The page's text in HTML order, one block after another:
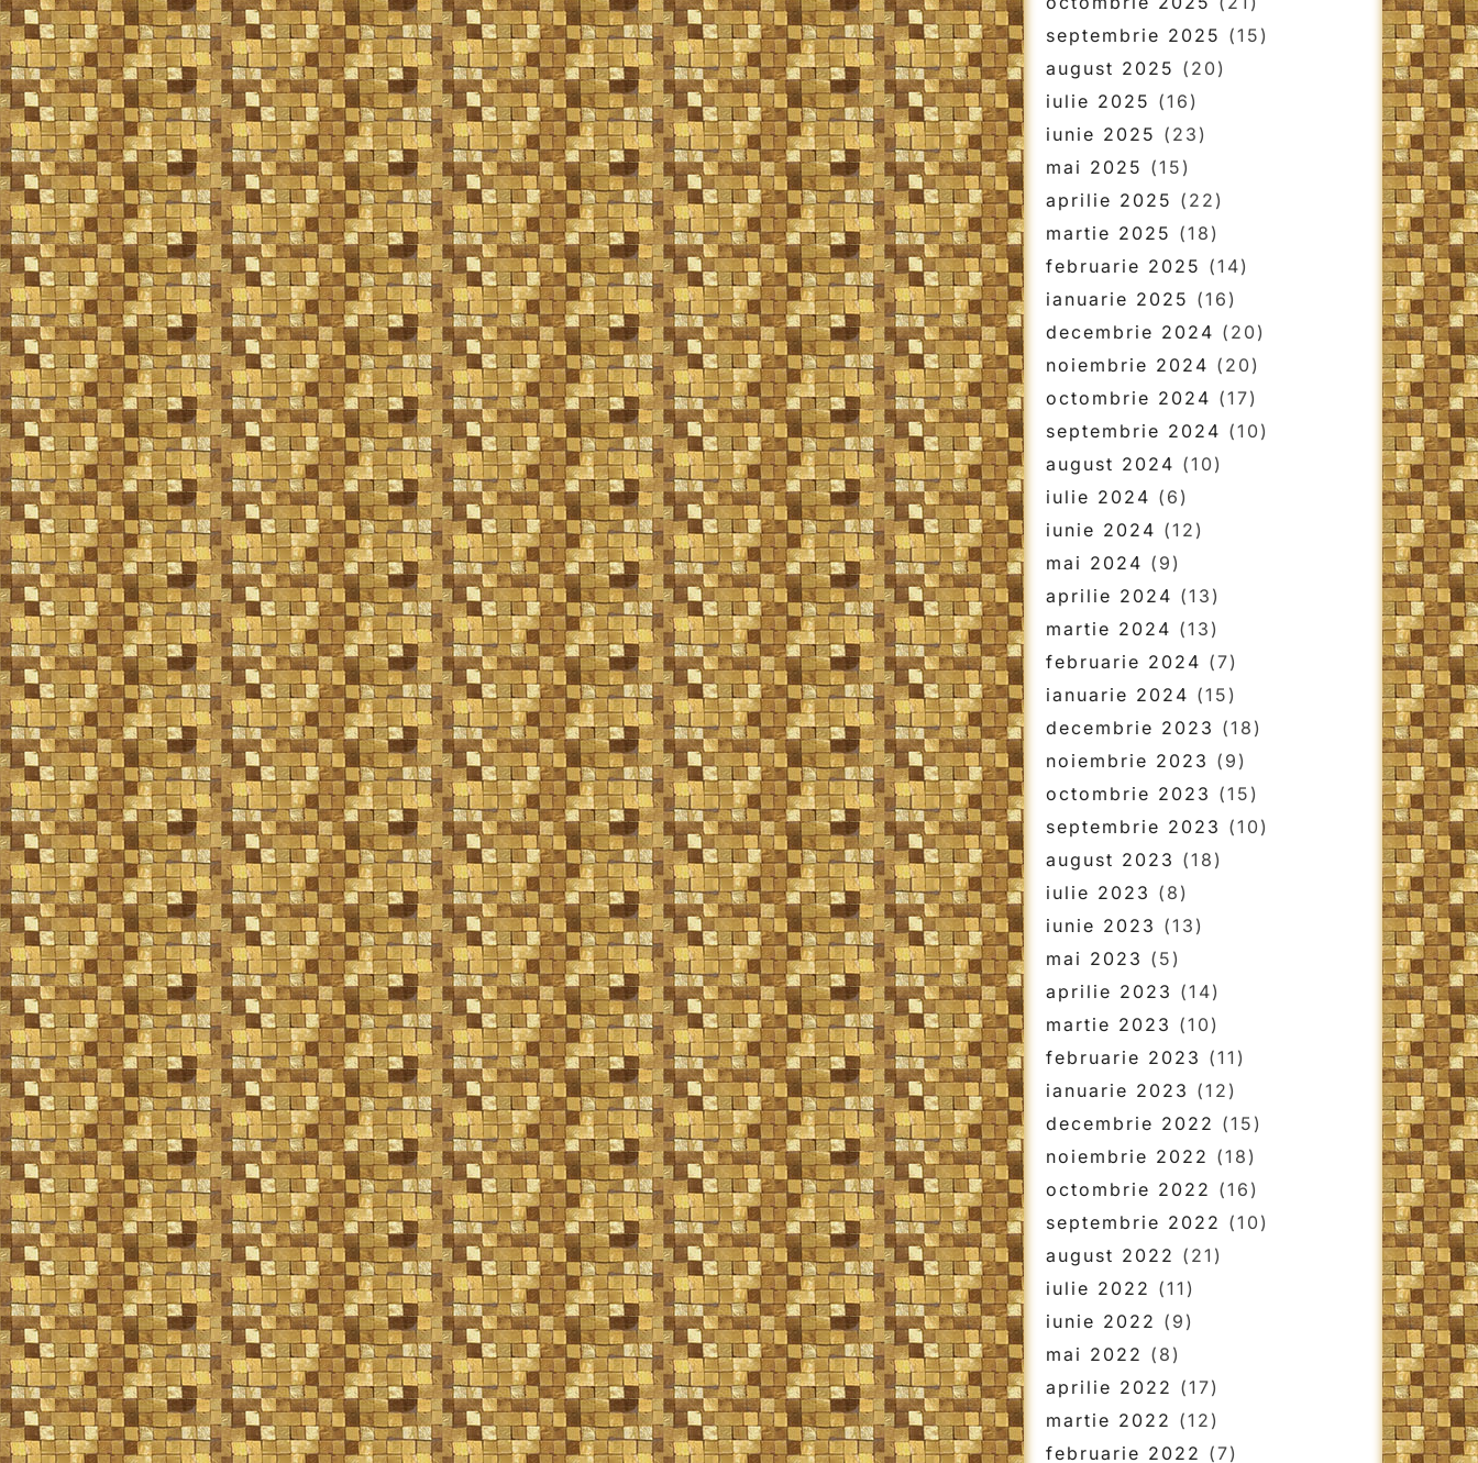
septembrie 2025 (15)
august 2025 (20)
iulie 2025 (16)
iunie 2025 (23)
mai 2025 (15)
aprilie 2025 (22)
martie 2025 (18)
februarie 2025 (14)
ianuarie 2025 (16)
decembrie 2024 (20)
noiembrie 2024 (20)
octombrie 2024 (17)
septembrie 2024 (10)
august 2024 (10)
iulie 2024 (6)
iunie 2024 (12)
mai 2024 (9)
aprilie 2024 (13)
martie 2024 (13)
februarie 2024 (7)
ianuarie 2024 (15)
decembrie 2023 (18)
noiembrie 2023 (9)
octombrie 2023 (15)
septembrie 2023 (10)
august 2023 (18)
iulie 2023 (8)
iunie 2023 (13)
mai 2023 (5)
aprilie 2023 (14)
martie 2023 (10)
februarie 2023 (11)
ianuarie 2023 (12)
decembrie 2022 (15)
noiembrie 2022 (18)
octombrie 2022 (16)
septembrie 2022 (10)
august 2022 (21)
iulie 2022 (11)
iunie 2022 (9)
mai 2022 (8)
aprilie 2022 (17)
martie 2022 (12)
februarie 2022 (7)